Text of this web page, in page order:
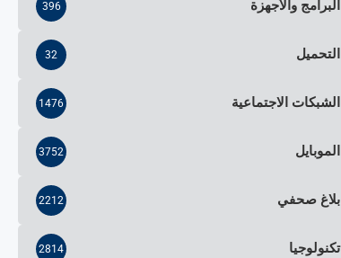
البرامج والأجهزة 396
التحميل 32
الشبكات الاجتماعية 1476
الموبايل 3752
بلاغ صحفي 2212
تكنولوجيا 2814